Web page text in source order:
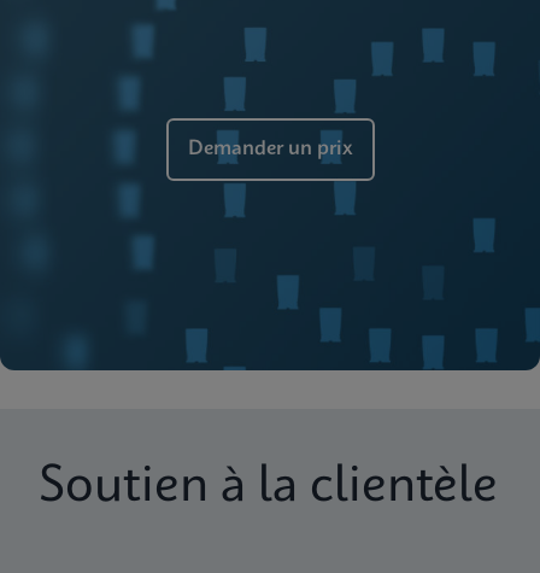
Demander un prix
Soutien à la clientèle